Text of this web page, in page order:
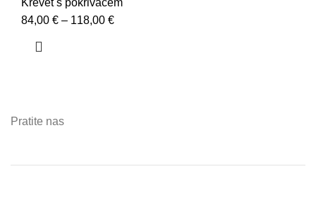
Krevet s pokrivačem
84,00 € – 118,00 €
Pratite nas